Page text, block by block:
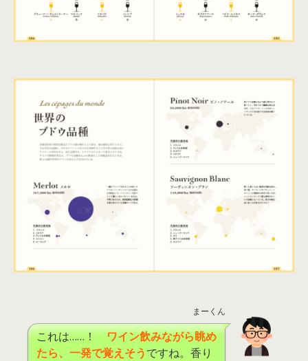
まーくん
これは……！ワイン飲みながら眺め
たら、一発で覚えそうですね。香り